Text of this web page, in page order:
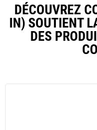
DÉCOUVREZ
IN) SOUTIENT
DES